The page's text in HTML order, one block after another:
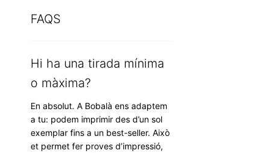
FAQS
Hi ha una tirada mínima
o màxima?
En absolut. A Bobalà ens adaptem
a tu: podem imprimir des d’un sol
exemplar fins a un best-seller. Això
et permet fer proves d’impressió,